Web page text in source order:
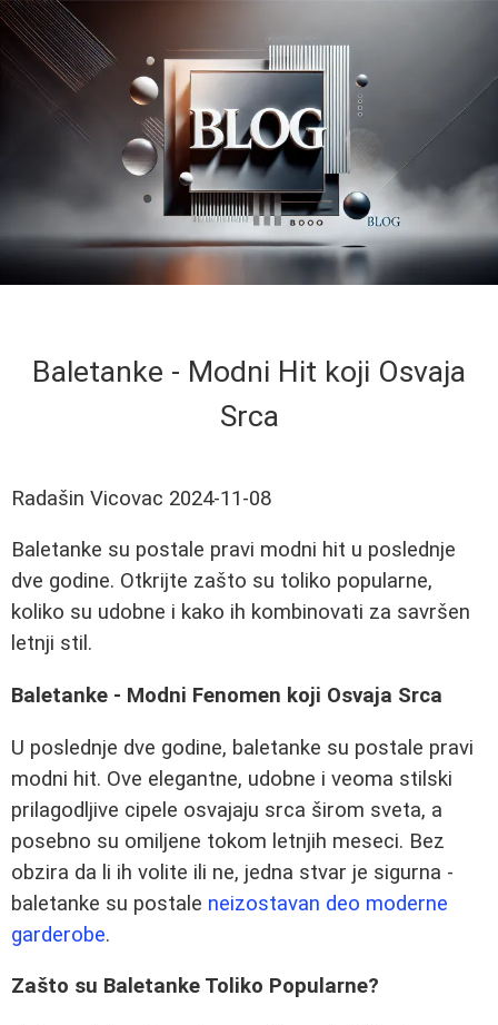
Baletanke - Modni Hit koji Osvaja
Srca
Radašin Vicovac 2024-11-08
Baletanke su postale pravi modni hit u poslednje
dve godine. Otkrijte zašto su toliko popularne,
koliko su udobne i kako ih kombinovati za savršen
letnji stil.
Baletanke - Modni Fenomen koji Osvaja Srca
U poslednje dve godine, baletanke su postale pravi
modni hit. Ove elegantne, udobne i veoma stilski
prilagodljive cipele osvajaju srca širom sveta, a
posebno su omiljene tokom letnjih meseci. Bez
obzira da li ih volite ili ne, jedna stvar je sigurna -
baletanke su postale neizostavan deo moderne
garderobe.
Zašto su Baletanke Toliko Popularne?